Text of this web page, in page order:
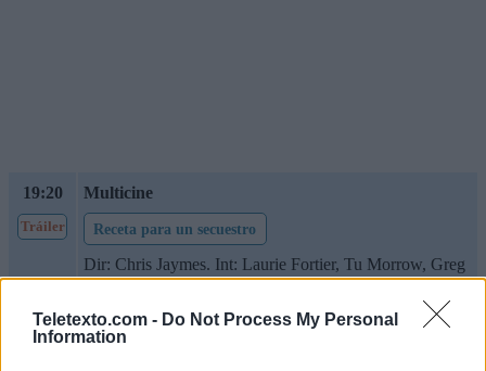
Teletexto.com - Do Not Process My Personal
Information
19:20
Tráiler
Multicine
Receta para un secuestro
Dir: Chris Jaymes. Int: Laurie Fortier, Tu Morrow, Greg
Winter, Jesse Kove, Mariah Wesley
Thriller suspense, EE.UU., 2021